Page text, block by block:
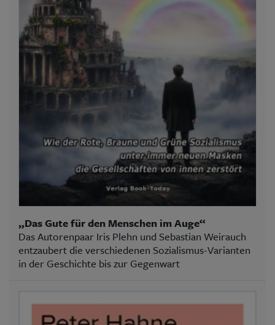
„Das Gute für den Menschen im Auge“
Das Autorenpaar Iris Plehn und Sebastian Weirauch
entzaubert die verschiedenen Sozialismus-Varianten
in der Geschichte bis zur Gegenwart